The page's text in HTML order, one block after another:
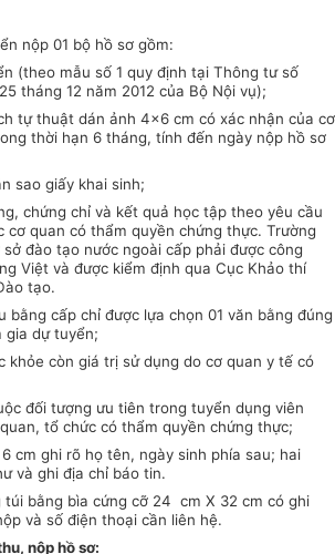
nộp 01 bộ hồ sơ gồm:
(theo mẫu số 1 quy định tại Thông tư số
tháng 12 năm 2012 của Bộ Nội vụ);
tự thuật dán ảnh 4x6 cm có xác nhận của cơ
thời hạn 6 tháng, tính đến ngày nộp hồ sơ
sao giấy khai sinh;
chứng chỉ và kết quả học tập theo yêu cầu
cơ quan có thẩm quyền chứng thực. Trường
sở đào tạo nước ngoài cấp phải được công
Việt và được kiểm định qua Cục Khảo thí
tạo.
bằng cấp chỉ được lựa chọn 01 văn bằng đúng
gia dự tuyển;
khỏe còn giá trị sử dụng do cơ quan y tế có
đối tượng ưu tiên trong tuyển dụng viên
tổ chức có thẩm quyền chứng thực;
cm ghi rõ họ tên, ngày sinh phía sau; hai
và ghi địa chỉ báo tin.
túi bằng bìa cứng cỡ 24 cm X 32 cm có ghi
và số điện thoại cần liên hệ.
nộp hồ sơ: